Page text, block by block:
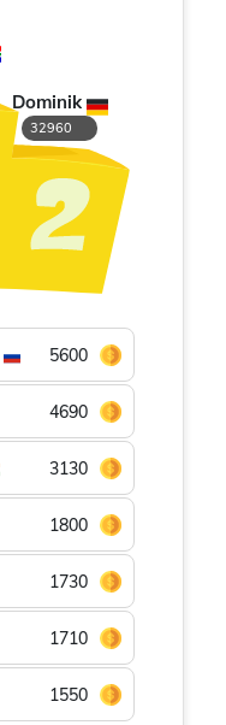
Dominik
32960
5600
4690
3130
1800
1730
1710
1550